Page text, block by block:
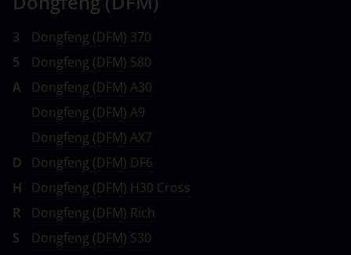
3
Dongfeng (DFM) 370
5
Dongfeng (DFM) 580
A
Dongfeng (DFM) A30
Dongfeng (DFM) A9
Dongfeng (DFM) AX7
D
Dongfeng (DFM) DF6
H
Dongfeng (DFM) H30 Cross
R
Dongfeng (DFM) Rich
S
Dongfeng (DFM) S30